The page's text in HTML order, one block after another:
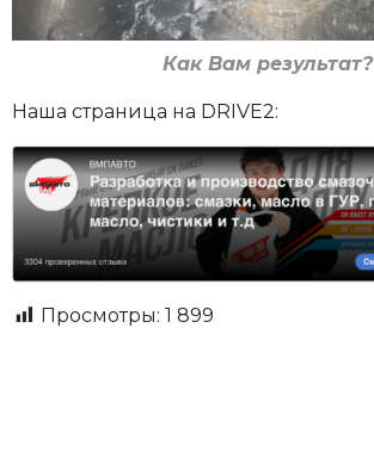
Как Вам результат?
Наша страница на DRIVE2:
Просмотры: 1 899